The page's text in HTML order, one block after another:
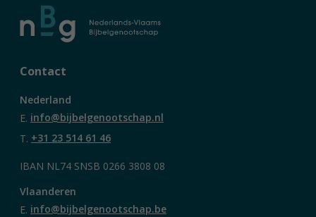
Contact
Nederland
E. info@bijbelgenootschap.nl
T. +31 23 514 61 46
IBAN NL74 SNSB 0266 3808 08
Vlaanderen
E. info@bijbelgenootschap.be